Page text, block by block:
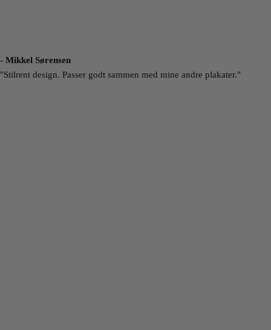
- Mikkel Sørensen
"Stilrent design. Passer godt sammen med mine andre plakater."